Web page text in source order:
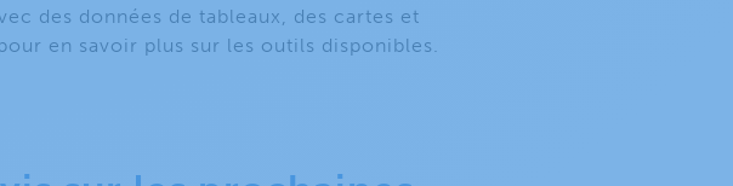
des données de tableaux, des cartes et
en savoir plus sur les outils disponibles.